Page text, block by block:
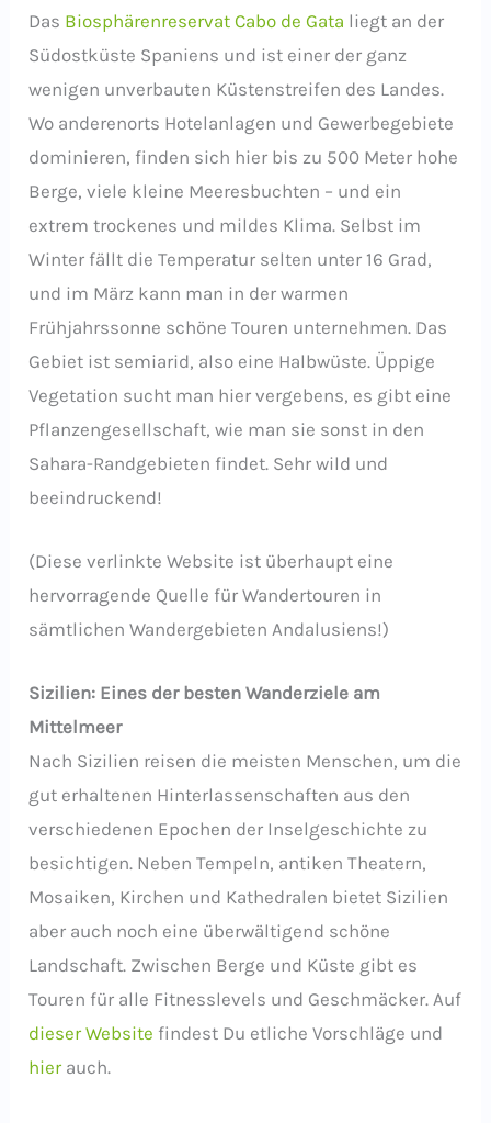
Das Biosphärenreservat Cabo de Gata liegt an der
Südostküste Spaniens und ist einer der ganz
wenigen unverbauten Küstenstreifen des Landes.
Wo anderenorts Hotelanlagen und Gewerbegebiete
dominieren, finden sich hier bis zu 500 Meter hohe
Berge, viele kleine Meeresbuchten – und ein
extrem trockenes und mildes Klima. Selbst im
Winter fällt die Temperatur selten unter 16 Grad,
und im März kann man in der warmen
Frühjahrssonne schöne Touren unternehmen. Das
Gebiet ist semiarid, also eine Halbwüste. Üppige
Vegetation sucht man hier vergebens, es gibt eine
Pflanzengesellschaft, wie man sie sonst in den
Sahara-Randgebieten findet. Sehr wild und
beeindruckend!
(Diese verlinkte Website ist überhaupt eine
hervorragende Quelle für Wandertouren in
sämtlichen Wandergebieten Andalusiens!)
Sizilien: Eines der besten Wanderziele am
Mittelmeer
Nach Sizilien reisen die meisten Menschen, um die
gut erhaltenen Hinterlassenschaften aus den
verschiedenen Epochen der Inselgeschichte zu
besichtigen. Neben Tempeln, antiken Theatern,
Mosaiken, Kirchen und Kathedralen bietet Sizilien
aber auch noch eine überwältigend schöne
Landschaft. Zwischen Berge und Küste gibt es
Touren für alle Fitnesslevels und Geschmäcker. Auf
dieser Website findest Du etliche Vorschläge und
hierauch.